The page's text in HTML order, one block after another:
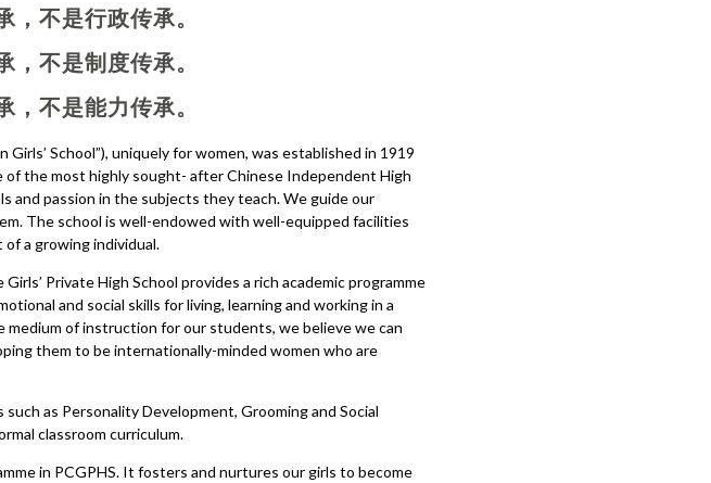
不是行政传承。
不是制度传承。
不是能力传承。
School”), uniquely for women, was established in 1919
the most highly sought- after Chinese Independent High
and passion in the subjects they teach. We guide our
The school is well-endowed with well-equipped facilities
a growing individual.
Private High School provides a rich academic programme
and social skills for living, learning and working in a
medium of instruction for our students, we believe we can
them to be internationally-minded women who are
as Personality Development, Grooming and Social
classroom curriculum.
in PCGPHS. It fosters and nurtures our girls to become